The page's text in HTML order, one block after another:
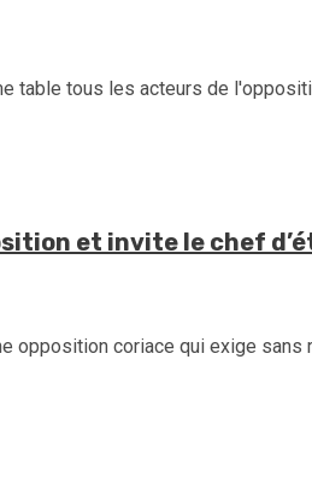
table tous les acteurs de
et invite le chef
opposition coriace qui exige sans